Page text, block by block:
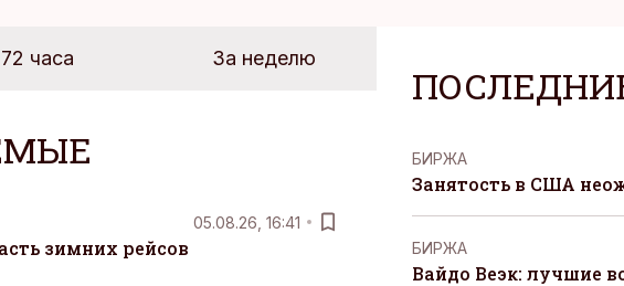
72 часа За неделю
05.08.26, 16:41
зимних рейсов
БИРЖА
Занятость в США
БИРЖА
Вайдо Веэк: лучшие